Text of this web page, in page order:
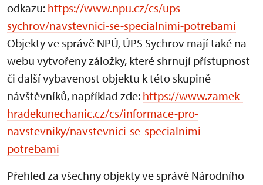
odkazu: https://www.npu.cz/cs/ups-
sychrov/navstevnici-se-specialnimi-potrebami
Objekty ve správě NPÚ, ÚPS Sychrov mají také na
webu vytvořeny záložky, které shrnují přístupnost
či další vybavenost objektu k této skupině
návštěvníků, například zde: https://www.zamek-
hradekunechanic.cz/cs/informace-pro-
navstevniky/navstevnici-se-specialnimi-
potrebami
Přehled za všechny objekty ve správě Národního